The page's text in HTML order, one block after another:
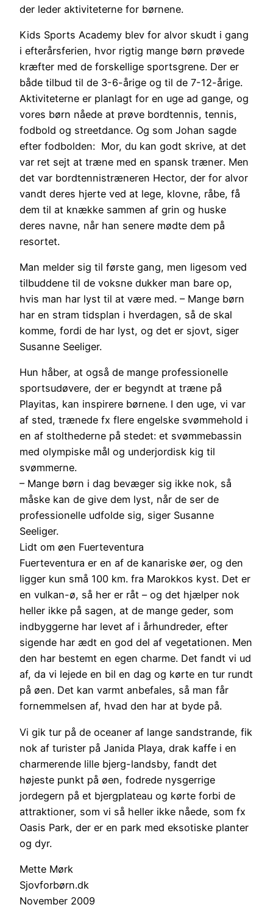
der leder aktiviteterne for børnene.
Kids Sports Academy blev for alvor skudt i gang
i efterårsferien, hvor rigtig mange børn prøvede
kræfter med de forskellige sportsgrene. Der er
både tilbud til de 3-6-årige og til de 7-12-årige.
Aktiviteterne er planlagt for en uge ad gange, og
vores børn nåede at prøve bordtennis, tennis,
fodbold og streetdance. Og som Johan sagde
efter fodbolden:  Mor, du kan godt skrive, at det
var ret sejt at træne med en spansk træner. Men
det var bordtennistræneren Hector, der for alvor
vandt deres hjerte ved at lege, klovne, råbe, få
dem til at knække sammen af grin og huske
deres navne, når han senere mødte dem på
resortet.
Man melder sig til første gang, men ligesom ved
tilbuddene til de voksne dukker man bare op,
hvis man har lyst til at være med. – Mange børn
har en stram tidsplan i hverdagen, så de skal
komme, fordi de har lyst, og det er sjovt, siger
Susanne Seeliger.
Hun håber, at også de mange professionelle
sportsudøvere, der er begyndt at træne på
Playitas, kan inspirere børnene. I den uge, vi var
af sted, trænede fx flere engelske svømmehold i
en af stolthederne på stedet: et svømmebassin
med olympiske mål og underjordisk kig til
svømmerne.
– Mange børn i dag bevæger sig ikke nok, så
måske kan de give dem lyst, når de ser de
professionelle udfolde sig, siger Susanne
Seeliger.
Lidt om øen Fuerteventura
Fuerteventura er en af de kanariske øer, og den
ligger kun små 100 km. fra Marokkos kyst. Det er
en vulkan-ø, så her er råt – og det hjælper nok
heller ikke på sagen, at de mange geder, som
indbyggerne har levet af i århundreder, efter
sigende har ædt en god del af vegetationen. Men
den har bestemt en egen charme. Det fandt vi ud
af, da vi lejede en bil en dag og kørte en tur rundt
på øen. Det kan varmt anbefales, så man får
fornemmelsen af, hvad den har at byde på.
Vi gik tur på de oceaner af lange sandstrande, fik
nok af turister på Janida Playa, drak kaffe i en
charmerende lille bjerg-landsby, fandt det
højeste punkt på øen, fodrede nysgerrige
jordegern på et bjergplateau og kørte forbi de
attraktioner, som vi så heller ikke nåede, som fx
Oasis Park, der er en park med eksotiske planter
og dyr.
Mette Mørk
Sjovforbørn.dk
November 2009